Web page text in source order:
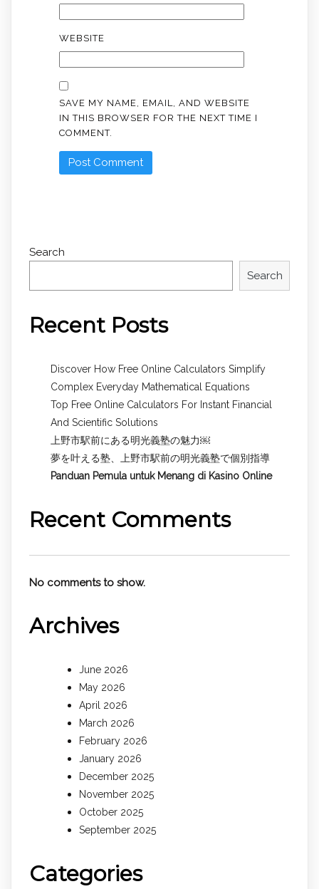
WEBSITE
SAVE MY NAME, EMAIL, AND WEBSITE
IN THIS BROWSER FOR THE NEXT TIME I
COMMENT.
Search
Search
Recent Posts
Discover How Free Online Calculators Simplify
Complex Everyday Mathematical Equations
Top Free Online Calculators For Instant Financial
And Scientific Solutions
上野市駅前にある明光義塾の魅力￼
夢を叶える塾、上野市駅前の明光義塾で個別指導
Panduan Pemula untuk Menang di Kasino Online
Recent Comments
No comments to show.
Archives
June 2026
May 2026
April 2026
March 2026
February 2026
January 2026
December 2025
November 2025
October 2025
September 2025
Categories